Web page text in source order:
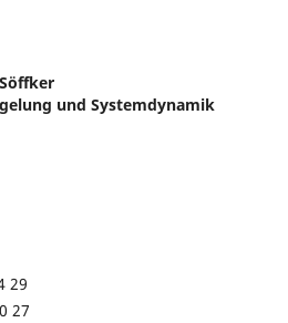
und Systemdynamik
29
27